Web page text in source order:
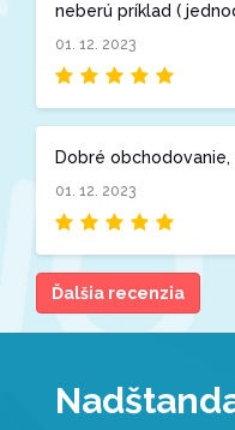
neberú príklad (
01. 12. 2023
Dobré obchodovanie,
01. 12. 2023
Ďalšia recenzia